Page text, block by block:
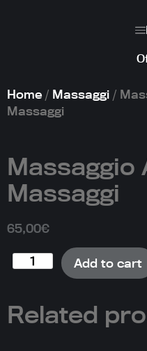
Home/ Massaggi /
Massaggi
Massaggio
Massaggi
65,00€
Add to cart
Related